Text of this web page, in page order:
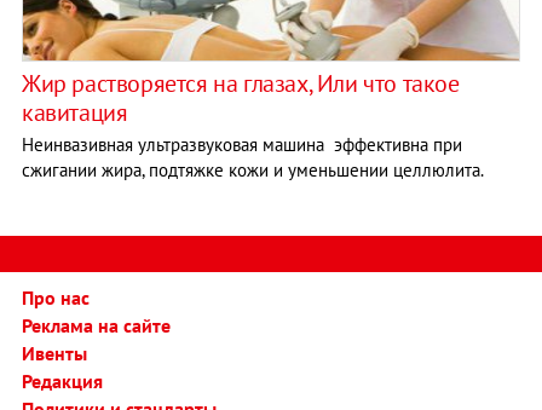
Жир растворяется на глазах, Или что такое
кавитация
Неинвазивная ультразвуковая машина эффективна при
сжигании жира, подтяжке кожи и уменьшении целлюлита.
Про нас
Реклама на сайте
Ивенты
Редакция